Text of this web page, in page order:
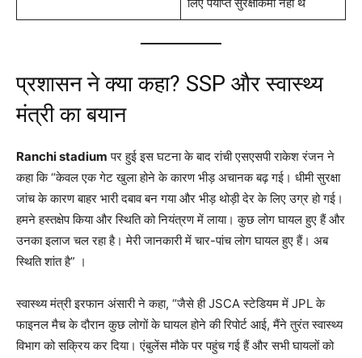
प्रशासन ने क्या कहा? SSP और स्वास्थ्य
मंत्री का बयान
Ranchi stadium पर हुई इस घटना के बाद रांची एसएसपी राकेश रंजन ने
कहा कि “केवल एक गेट खुला होने के कारण भीड़ अचानक बढ़ गई। धीमी सुरक्षा
जांच के कारण बाहर भारी दबाव बन गया और भीड़ थोड़ी देर के लिए उग्र हो गई।
हमने हस्तक्षेप किया और स्थिति को नियंत्रण में लाया। कुछ लोग घायल हुए हैं और
उनका इलाज चल रहा है। मेरी जानकारी में चार-पांच लोग घायल हुए हैं। अब
स्थिति शांत है” ।
स्वास्थ्य मंत्री इरफान अंसारी ने कहा, “जैसे ही JSCA स्टेडियम में JPL के
फाइनल मैच के दौरान कुछ लोगों के घायल होने की रिपोर्ट आई, मैंने तुरंत स्वास्थ्य
विभाग को सक्रिय कर दिया। एंबुलेंस मौके पर पहुंच गई हैं और सभी घायलों को